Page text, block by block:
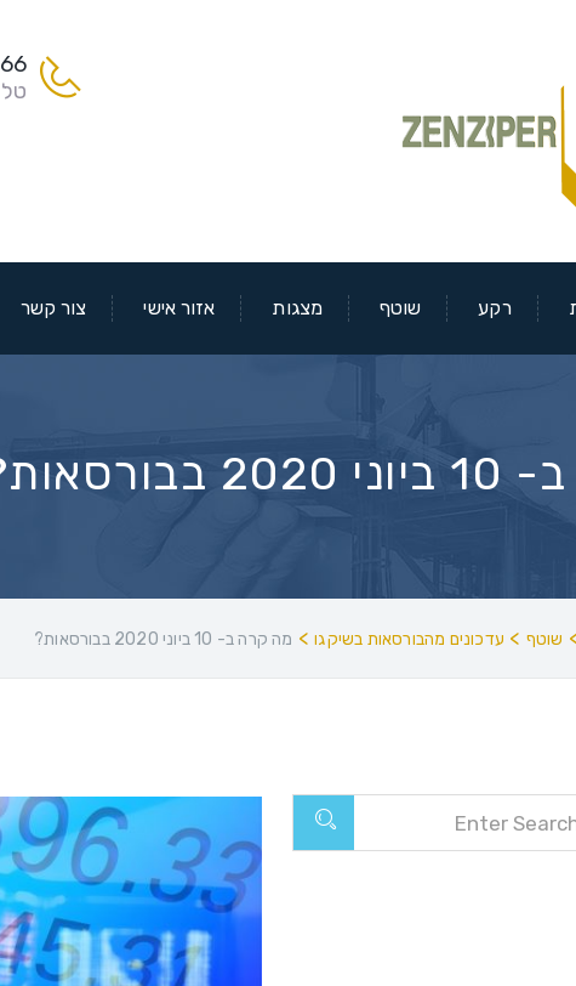
רקע שוטף מצגות אזור אישי צור קשר
שוטף > עדכונים מהבורסאות בשיקגו> מה קרה ב- 10 ביוני 2020 בבורסאות?